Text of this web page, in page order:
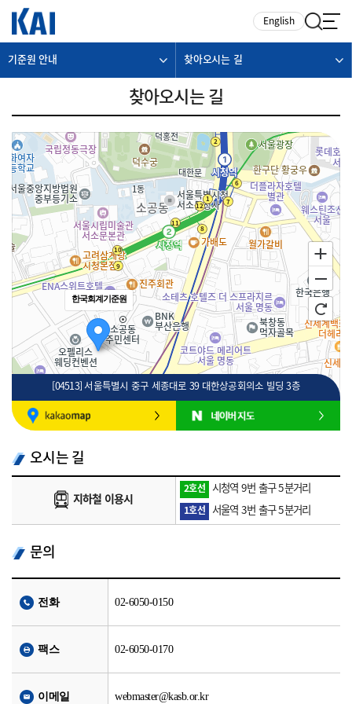
English
기준원 안내 찾아오시는 길
찾아오시는 길
한국회계기준원
100m
[04513] 서울특별시 중구 세종대로 39 대한상공회의소 빌딩 3층
오시는 길
지하철 이용시
2호선 시청역 9번 출구 5분거리
1호선 서울역 3번 출구 5분거리
문의
전화 02-6050-0150
팩스 02-6050-0170
이메일 webmaster@kasb.or.kr